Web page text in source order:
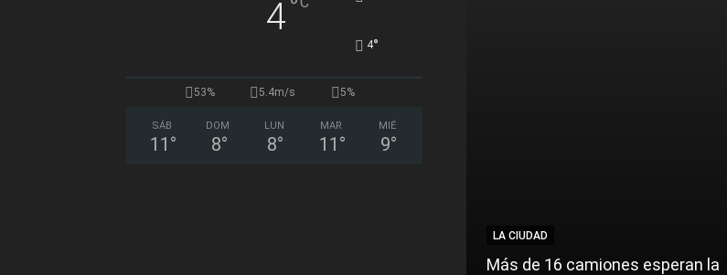
4°
4°
53% 5.4m/s 5%
SÁB
11 °
DOM
8°
LUN
8°
MAR
11 °
MIÉ
9°
LA CIUDAD
Más de 16 camiones esperan la